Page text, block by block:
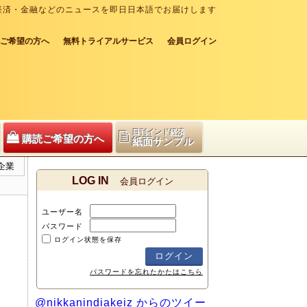
・金融などのニュースを即日日本語でお届けします
希望の方へ 無料トライアルサービス 会員ログイン
購読ご希望の方へ
日刊インド経済
紙面サンプル
業
LOG IN 会員ログイン
ユーザー名
パスワード
ログイン状態を保存
パスワードを忘れたかたはこちら
@nikkanindiakeiz からのツイー